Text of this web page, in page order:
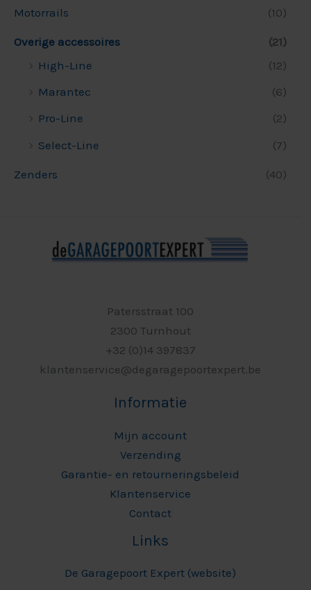
Motorrails (10)
Overige accessoires
(21)
High-Line
(12)
Marantec
(6)
Pro-Line
(2)
Select-Line
(7)
Zenders (40)
Patersstraat 100
2300 Turnhout
+32 (0)14 397837
klantenservice@degaragepoortexpert.be
Informatie
Mijn account
Verzending
Garantie- en retourneringsbeleid
Klantenservice
Contact
Links
De Garagepoort Expert (website)